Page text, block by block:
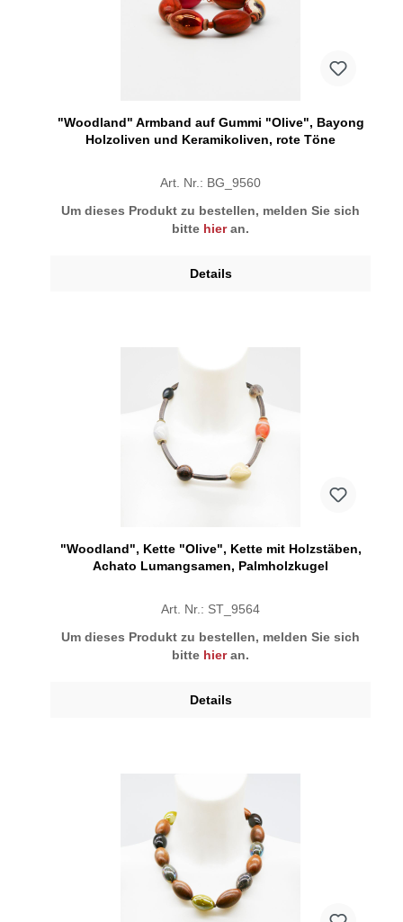
"Woodland" Armband auf Gummi "Olive", Bayong
Holzoliven und Keramikoliven, rote Töne
Art. Nr.: BG_9560
Um dieses Produkt zu bestellen, melden Sie sich
bitte hieran.
Details
"Woodland", Kette "Olive", Kette mit Holzstäben,
Achato Lumangsamen, Palmholzkugel
Art. Nr.: ST_9564
Um dieses Produkt zu bestellen, melden Sie sich
bitte hieran.
Details